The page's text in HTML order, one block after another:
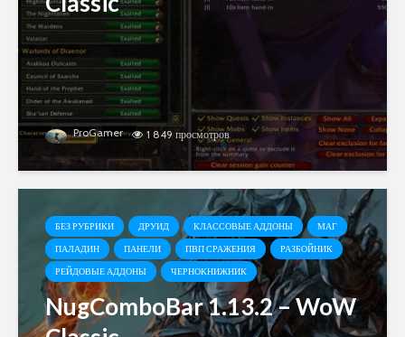
ProGamer 1 849 просмотров
БЕЗ РУБРИКИ ДРУИД КЛАССОВЫЕ АДДОНЫ
МАГ
ПАЛАДИН
ПАНЕЛИ ПВП СРАЖЕНИЯ
РАЗБОЙНИК
РЕЙДОВЫЕ АДДОНЫ
ЧЕРНОКНИЖНИК
NugComboBar 1.13.2 – WoW